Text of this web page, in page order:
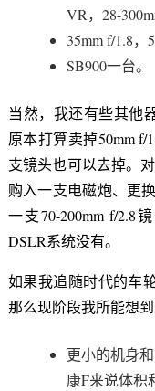
VR，28-
35mm f/1.8，
SB900一台。
当然，我还有些其他
原本打算卖掉50mm f/
支镜头也可以去掉。
购入一支电磁炮、更
一支70-200mm f/
DSLR系统没有。
如果我追随时代的车
那么现阶段我所能想到
更小的机身
康F来说体积